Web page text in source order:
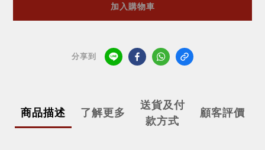
加入購物車
分享到
商品描述 了解更多
送貨及付
款方式
顧客評價